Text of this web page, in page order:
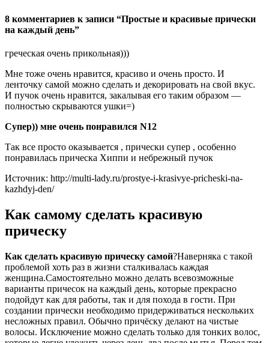
8 комментариев к записи “Простые и красивые прически
на каждый день”
греческая очень прикольная)))
Мне тоже очень нравится, красиво и очень просто. И
ленточку самой можно сделать и декорировать на свой вкус.
И пучок очень нравится, закалывая его таким образом —
полностью скрываются ушки=)
Супер)) мне очень понравился N12
Так все просто оказывается , прически супер , особенно
понравилась прическа Хиппи и небрежный пучок
Источник: http://multi-lady.ru/prostye-i-krasivye-pricheski-na-
kazhdyj-den/
Как самому сделать красивую
прическу
Как сделать красивую прическу самой?Наверняка с такой
проблемой хоть раз в жизни сталкивалась каждая
женщина.Самостоятельно можно делать всевозможные
варианты причесок на каждый день, которые прекрасно
подойдут как для работы, так и для похода в гости. При
создании прически необходимо придерживаться нескольких
несложных правил. Обычно причёску делают на чистые
волосы. Исключение можно сделать только для тонких волос,